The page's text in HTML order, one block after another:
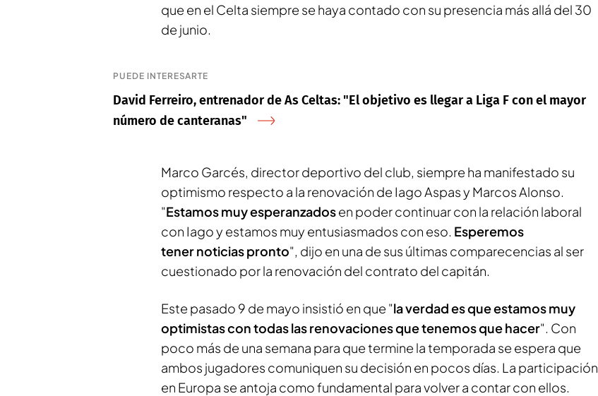
que en el Celta siempre se haya contado con su presencia más allá del 30
de junio.
PUEDE INTERESARTE
David Ferreiro, entrenador de As Celtas: "El objetivo es llegar a Liga F con el mayor
número de canteranas"
Marco Garcés, director deportivo del club, siempre ha manifestado su
optimismo respecto a la renovación de Iago Aspas y Marcos Alonso.
"Estamos muy esperanzadosen poder continuar con la relación laboral
con Iago y estamos muy entusiasmados con eso. Esperemos
tener noticias pronto", dijo en una de sus últimas comparecencias al ser
cuestionado por la renovación del contrato del capitán.
Este pasado 9 de mayo insistió en que "la verdad es que estamos muy
optimistas con todas las renovaciones que tenemos que hacer". Con
poco más de una semana para que termine la temporada se espera que
ambos jugadores comuniquen su decisión en pocos días. La participación
en Europa se antoja como fundamental para volver a contar con ellos.